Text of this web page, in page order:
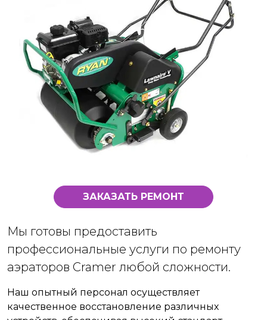
ЗАКАЗАТЬ РЕМОНТ
Мы готовы предоставить
профессиональные услуги по ремонту
аэраторов Cramer любой сложности.
Наш опытный персонал осуществляет
качественное восстановление различных